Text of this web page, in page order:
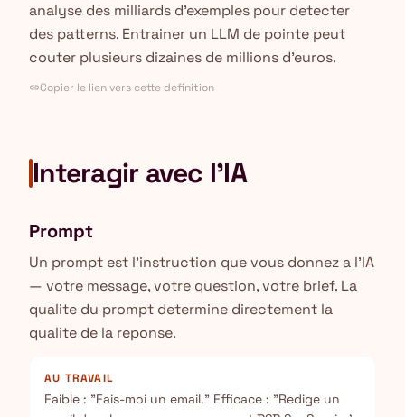
analyse des milliards d'exemples pour detecter
des patterns. Entrainer un LLM de pointe peut
couter plusieurs dizaines de millions d'euros.
linkCopier le lien vers cette definition
Interagir avec l'IA
Prompt
Un prompt est l'instruction que vous donnez a l'IA
— votre message, votre question, votre brief. La
qualite du prompt determine directement la
qualite de la reponse.
AU TRAVAIL
Faible : "Fais-moi un email." Efficace : "Redige un